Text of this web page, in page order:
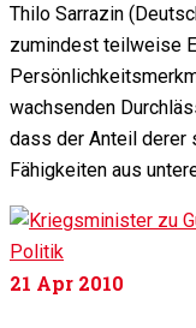
Thilo Sarrazin
zumindest teilweise
wachsenden
dass der Anteil derer
Fähigkeiten aus
21 Apr 2010